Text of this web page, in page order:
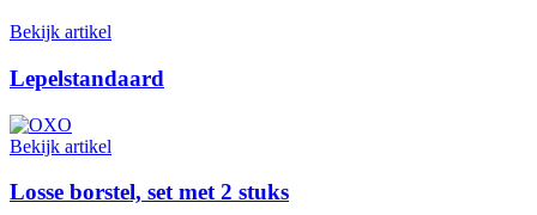
Bekijk artikel
Lepelstandaard
Bekijk artikel
Losse borstel, set met 2 stuks